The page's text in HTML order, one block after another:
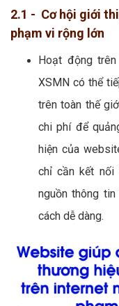
2.1 - Cơ hội giới
phạm vi rộng lớn
Hoạt động
XSMN có thể
trên toàn thế
chi phí để
hiện của
chỉ cần kết
nguồn thông
cách dễ dàng.